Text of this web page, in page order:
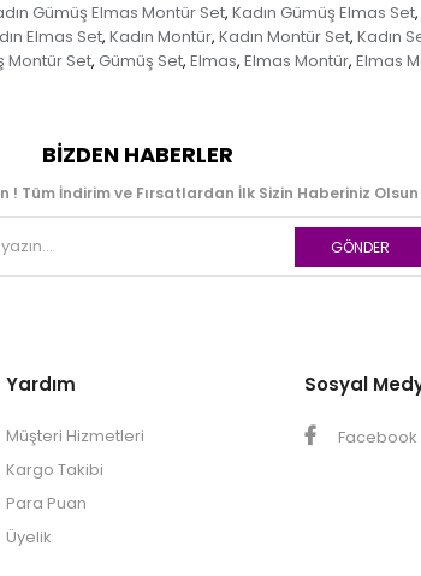
Gümüş Elmas Montür Set, Kadın Gümüş Elmas Set,
Elmas Set, Kadın Montür, Kadın Montür Set, Kadın
Montür Set, Gümüş Set, Elmas, Elmas Montür, Elmas
BIZDEN HABERLER
! Tüm İndirim ve Fırsatlardan İlk Sizin Haberiniz Olsun
GÖNDER
Yardım
Müşteri Hizmetleri
Kargo Takibi
Para Puan
Üyelik
Sosyal
Facebook